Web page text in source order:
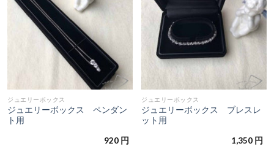
ジュエリーボックス
ジュエリーボックス ペンダン
ト用
920 円
ジュエリーボックス
ジュエリーボックス ブレスレ
ット用
1,350 円